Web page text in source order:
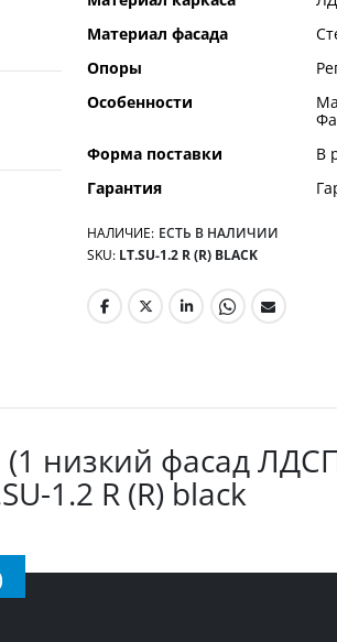
Материал фасада
Опоры
Особенности
Форма поставки
В
Гарантия
НАЛИЧИЕ: ЕСТЬ В НАЛИЧИИ
SKU LT.SU-1.2 R (R) BLACK
низкий фасад
1.2 R (R) black